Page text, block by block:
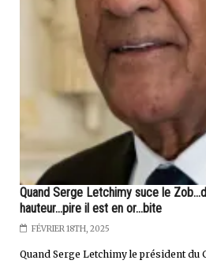
Quand Serge Letchimy suce le
hauteur...pire il est en or...bite
FÉVRIER 18TH, 2025
Quand Serge Letchimy le président du